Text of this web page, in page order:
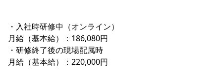
・入社時研修中（オンライン）
月給（基本給）：186,080円
・研修終了後の現場配属時
月給（基本給）：220,000円